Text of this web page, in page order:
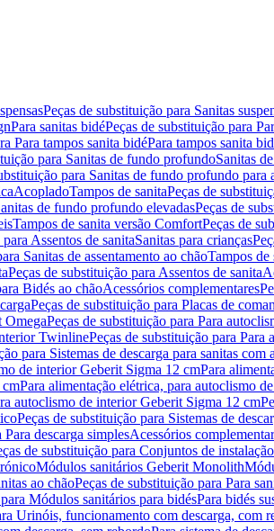
Peças de substituição para Sanitas
Para sanitas bidéPeças de substituição para
Para tampos sanita bidéPara tampos sanita
para Sanitas de fundo profundoSanitas
para Sanitas de fundo profundo
AcopladoTampos de sanitaPeças de
de fundo profundo elevadasPeças de
Tampos de sanita versão ComfortPeças de
Assentos de sanitaSanitas para crianças
Sanitas de assentamento ao chãoTampos de
Peças de substituição para Assentos de sanita
Bidés ao chãoAcessórios complementares
Peças de substituição para Placas de
OmegaPeças de substituição para Para
TwinlinePeças de substituição para
para Sistemas de descarga para sanitas
de interior Geberit Sigma 12 cmPara
cmPara alimentação elétrica, para autoclismo
autoclismo de interior Geberit Sigma 12 cm
Peças de substituição para Sistemas de
descarga simplesAcessórios
de substituição para Conjuntos de instalação
Módulos sanitários Geberit Monolith
ao chãoPeças de substituição para Para
Módulos sanitários para bidésPara bidés
Urinóis, funcionamento com descarga, com